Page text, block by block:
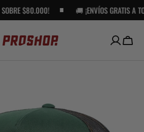
🚚 ¡ENVÍOS GRATIS A TODO CHILE POR
Carro